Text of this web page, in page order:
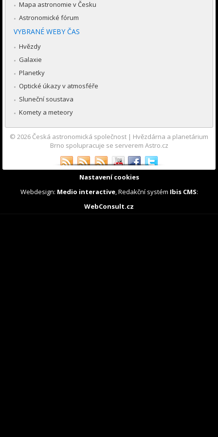
Mapa astronomie v Česku
Astronomické fórum
VYBRANÉ WEBY ČAS
Hvězdy
Galaxie
Planetky
Optické úkazy v atmosféře
Sluneční soustava
Komety a meteory
© 2026 Česká astronomická společnost | Hvězdárna a planetárium
Brno spolupracuje se serverem Astro.cz
Nastavení cookies
Webdesign: Medio interactive, Redakční systém Ibis CMS:
WebConsult.cz